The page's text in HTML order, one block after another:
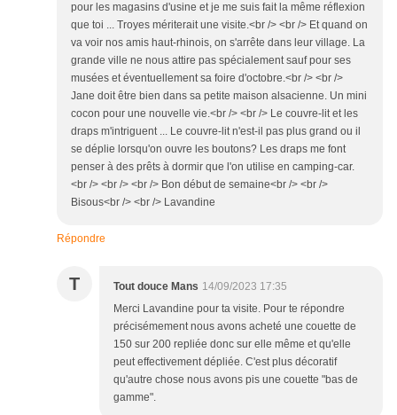
pour les magasins d'usine et je me suis fait la même réflexion
que toi ... Troyes mériterait une visite.<br /> <br /> Et quand on
va voir nos amis haut-rhinois, on s'arrête dans leur village. La
grande ville ne nous attire pas spécialement sauf pour ses
musées et éventuellement sa foire d'octobre.<br /> <br />
Jane doit être bien dans sa petite maison alsacienne. Un mini
cocon pour une nouvelle vie.<br /> <br /> Le couvre-lit et les
draps m'intriguent ... Le couvre-lit n'est-il pas plus grand ou il
se déplie lorsqu'on ouvre les boutons? Les draps me font
penser à des prêts à dormir que l'on utilise en camping-car.
<br /> <br /> <br /> Bon début de semaine<br /> <br />
Bisous<br /> <br /> Lavandine
Répondre
T Tout douce Mans 14/09/2023 17:35
Merci Lavandine pour ta visite. Pour te répondre
précisémement nous avons acheté une couette de
150 sur 200 repliée donc sur elle même et qu'elle
peut effectivement dépliée. C'est plus décoratif
qu'autre chose nous avons pis une couette "bas de
gamme".